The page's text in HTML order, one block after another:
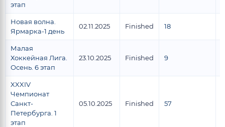
этап
Новая волна.
Ярмарка-1 день
02.11.2025 Finished 18
Малая
Хоккейная Лига.
Осень. 6 этап
23.10.2025 Finished 9
XXXIV
Чемпионат
Санкт-
Петербурга. 1
этап
05.10.2025 Finished 57